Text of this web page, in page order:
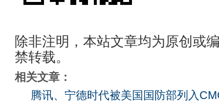
除非注明，本站文章均为原创或
禁转载。
相关文章：
腾讯、宁德时代被美国国防部列入